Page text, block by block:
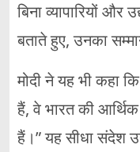
बिना व्यापारियों और
बताते हुए, उनका
मोदी ने यह भी कहा
हैं, वे भारत की
हैं।” यह सीधा संदेश